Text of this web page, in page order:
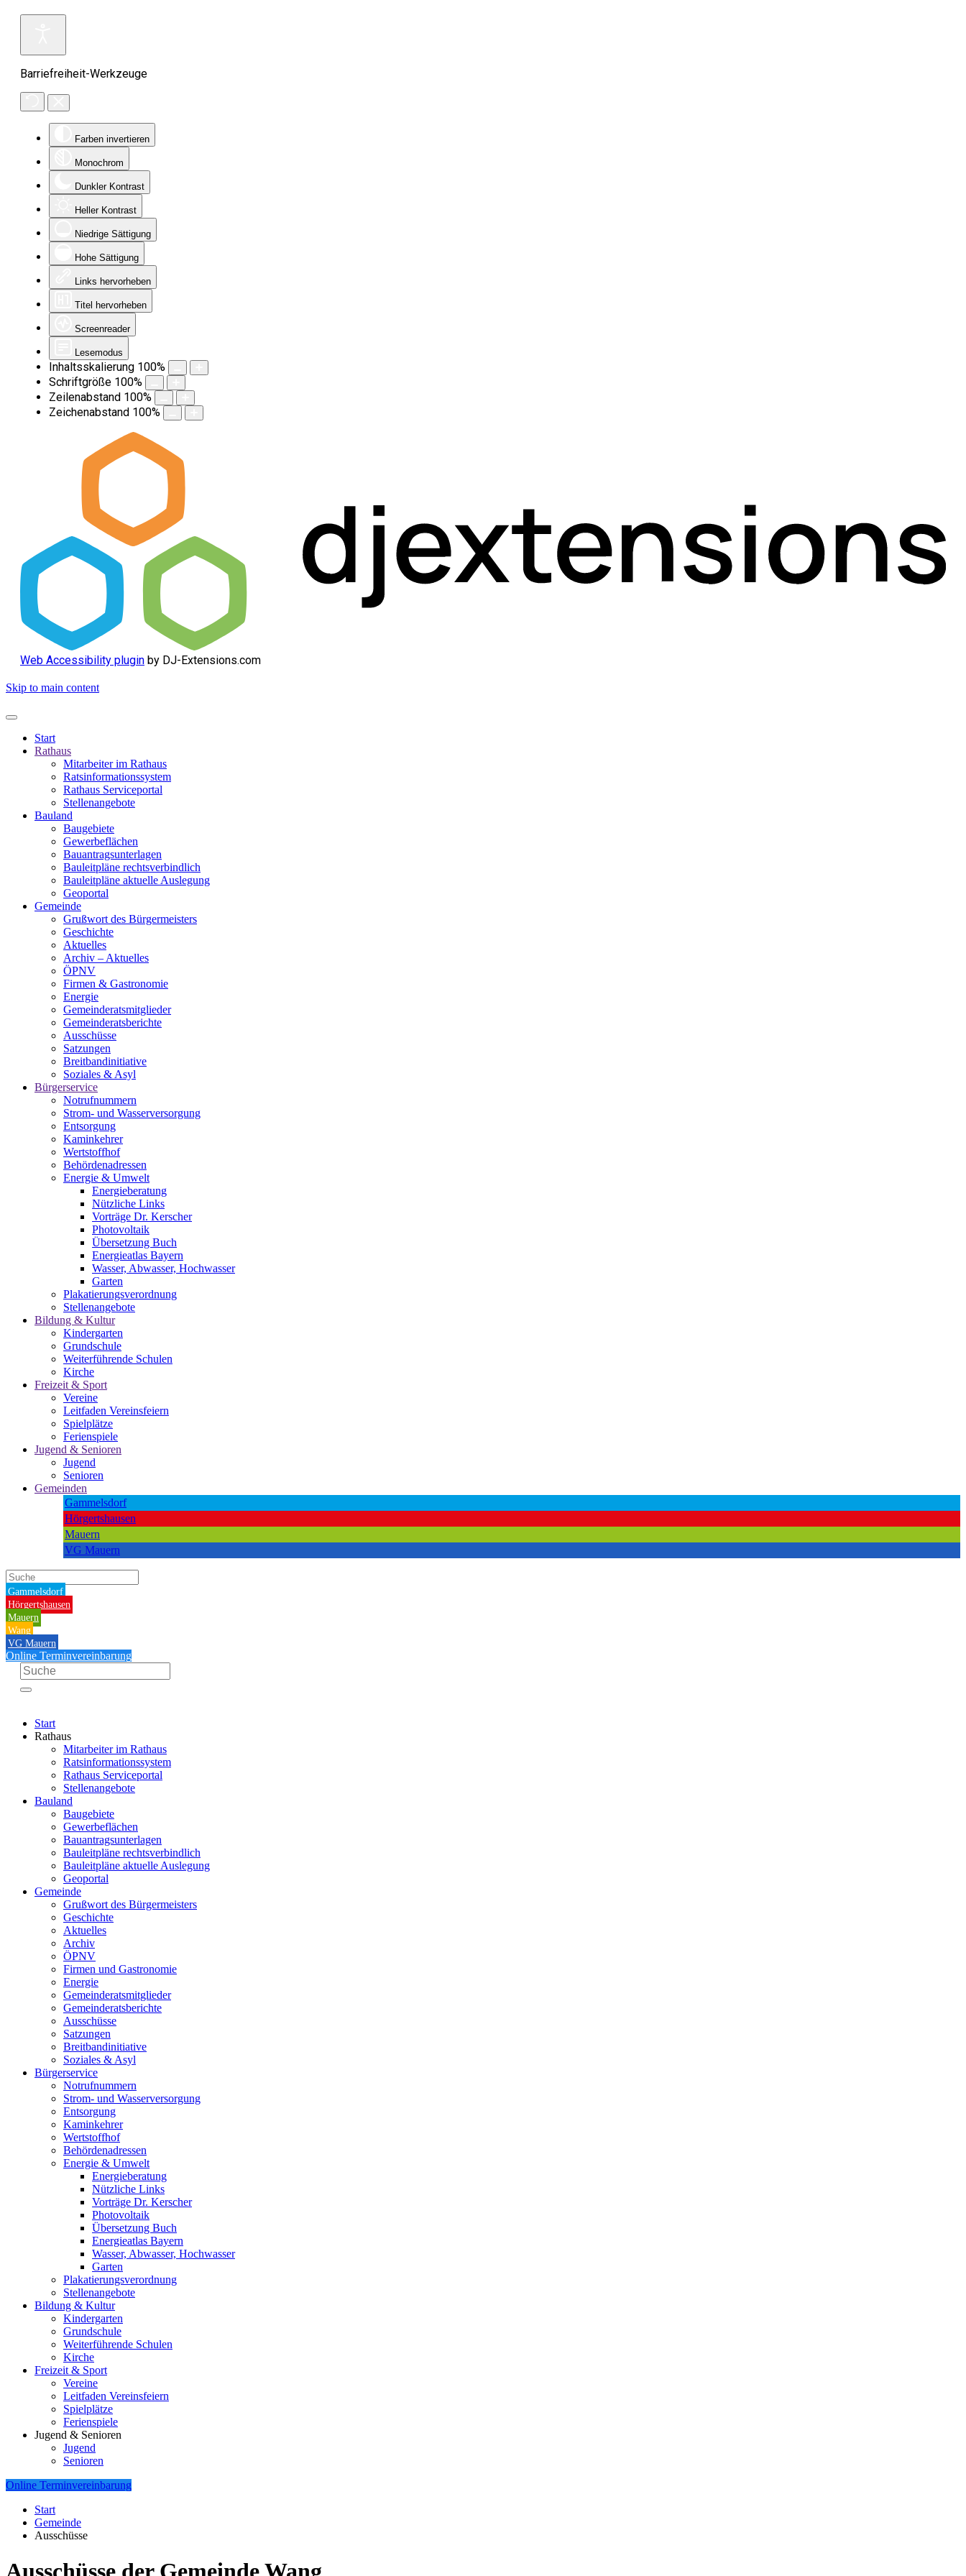
Barriefreiheit-Werkzeuge
Farben invertieren
Monochrom
Dunkler Kontrast
Heller Kontrast
Niedrige Sättigung
Hohe Sättigung
Links hervorheben
Titel hervorheben
Screenreader
Lesemodus
Inhaltsskalierung 100%
Schriftgröße 100%
Zeilenabstand 100%
Zeichenabstand 100%
Web Accessibility plugin by DJ-Extensions.com
Skip to main content
Start
Rathaus
Mitarbeiter im Rathaus
Ratsinformationssystem
Rathaus Serviceportal
Stellenangebote
Bauland
Baugebiete
Gewerbeflächen
Bauantragsunterlagen
Bauleitpläne rechtsverbindlich
Bauleitpläne aktuelle Auslegung
Geoportal
Gemeinde
Grußwort des Bürgermeisters
Geschichte
Aktuelles
Archiv – Aktuelles
ÖPNV
Firmen & Gastronomie
Energie
Gemeinderatsmitglieder
Gemeinderatsberichte
Ausschüsse
Satzungen
Breitbandinitiative
Soziales & Asyl
Bürgerservice
Notrufnummern
Strom- und Wasserversorgung
Entsorgung
Kaminkehrer
Wertstoffhof
Behördenadressen
Energie & Umwelt
Energieberatung
Nützliche Links
Vorträge Dr. Kerscher
Photovoltaik
Übersetzung Buch
Energieatlas Bayern
Wasser, Abwasser, Hochwasser
Garten
Plakatierungsverordnung
Stellenangebote
Bildung & Kultur
Kindergarten
Grundschule
Weiterführende Schulen
Kirche
Freizeit & Sport
Vereine
Leitfaden Vereinsfeiern
Spielplätze
Ferienspiele
Jugend & Senioren
Jugend
Senioren
Gemeinden
Gammelsdorf
Hörgertshausen
Mauern
VG Mauern
Gammelsdorf
Hörgertshausen
Mauern
Wang
VG Mauern
Online Terminvereinbarung
Start
Rathaus
Mitarbeiter im Rathaus
Ratsinformationssystem
Rathaus Serviceportal
Stellenangebote
Bauland
Baugebiete
Gewerbeflächen
Bauantragsunterlagen
Bauleitpläne rechtsverbindlich
Bauleitpläne aktuelle Auslegung
Geoportal
Gemeinde
Grußwort des Bürgermeisters
Geschichte
Aktuelles
Archiv
ÖPNV
Firmen und Gastronomie
Energie
Gemeinderatsmitglieder
Gemeinderatsberichte
Ausschüsse
Satzungen
Breitbandinitiative
Soziales & Asyl
Bürgerservice
Notrufnummern
Strom- und Wasserversorgung
Entsorgung
Kaminkehrer
Wertstoffhof
Behördenadressen
Energie & Umwelt
Energieberatung
Nützliche Links
Vorträge Dr. Kerscher
Photovoltaik
Übersetzung Buch
Energieatlas Bayern
Wasser, Abwasser, Hochwasser
Garten
Plakatierungsverordnung
Stellenangebote
Bildung & Kultur
Kindergarten
Grundschule
Weiterführende Schulen
Kirche
Freizeit & Sport
Vereine
Leitfaden Vereinsfeiern
Spielplätze
Ferienspiele
Jugend & Senioren
Jugend
Senioren
Online Terminvereinbarung
Start
Gemeinde
Ausschüsse
Ausschüsse der Gemeinde Wang